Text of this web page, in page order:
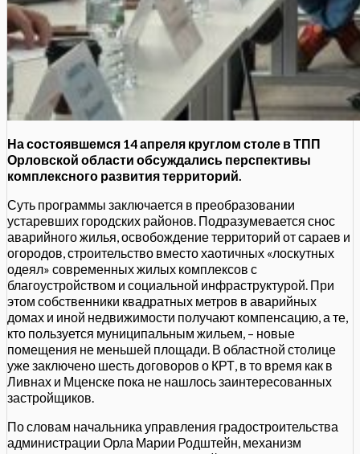
На состоявшемся 14 апреля круглом столе в ТПП
Орловской области обсуждались перспективы
комплексного развития территорий.
Суть программы заключается в преобразовании
устаревших городских районов. Подразумевается снос
аварийного жилья, освобождение территорий от сараев и
огородов, строительство вместо хаотичных «лоскутных
одеял» современных жилых комплексов с
благоустройством и социальной инфраструктурой. При
этом собственники квадратных метров в аварийных
домах и иной недвижимости получают компенсацию, а те,
кто пользуется муниципальным жильем, – новые
помещения не меньшей площади. В областной столице
уже заключено шесть договоров о КРТ, в то время как в
Ливнах и Мценске пока не нашлось заинтересованных
застройщиков.
По словам начальника управления градостроительства
администрации Орла Марии Родштейн, механизм